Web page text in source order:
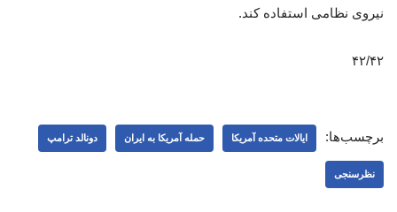
نیروی نظامی استفاده کند.
۴۲/۴۲
برچسب‌ها: ایالات متحده آمریکا حمله آمریکا به ایران دونالد ترامپ
نظرسنجی